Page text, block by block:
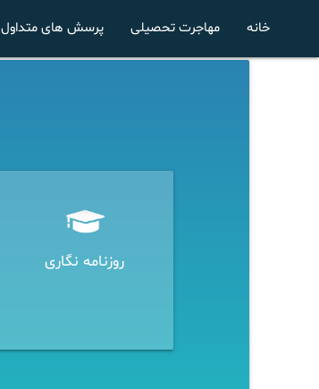
خانه مهاجرت تحصیلی پرسش های متداول
روزنامه نگاری